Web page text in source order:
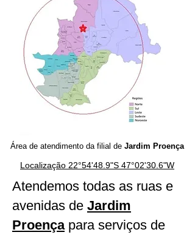
Área de atendimento da filial de Jardim Proença
Localização 22°54'48.9"S 47°02'30.6"W
Atendemos todas as ruas e
avenidas de Jardim
Proençapara serviços de